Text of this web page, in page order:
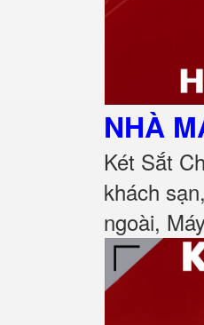
NHÀ
Két Sắt
khách
ngoài,